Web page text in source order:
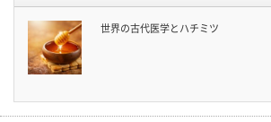
世界の古代医学とハチミツ